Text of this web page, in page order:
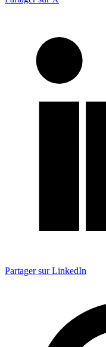
Partager sur LinkedIn